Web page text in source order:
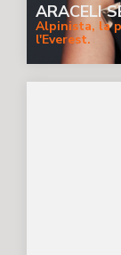
ARACELI
Alpinista, la
l'Everest.